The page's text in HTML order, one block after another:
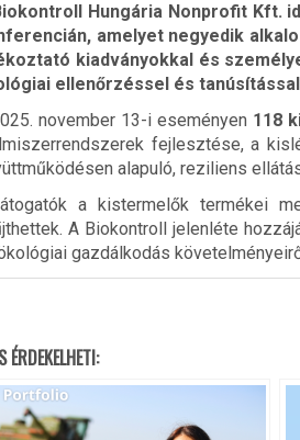
Hungária Nonprofit Kft.
amelyet negyedik
kiadványokkal és
ellenőrzéssel és
november 13-i eseményen 118
fejlesztése, a
alapuló, reziliens
a kistermelők termékei
A Biokontroll jelenléte
gazdálkodás
ÉRDEKELHETI: